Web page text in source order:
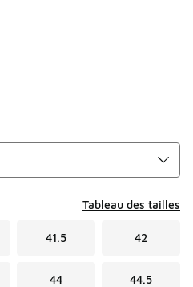
Tableau des tailles
41.5 42
44 44.5